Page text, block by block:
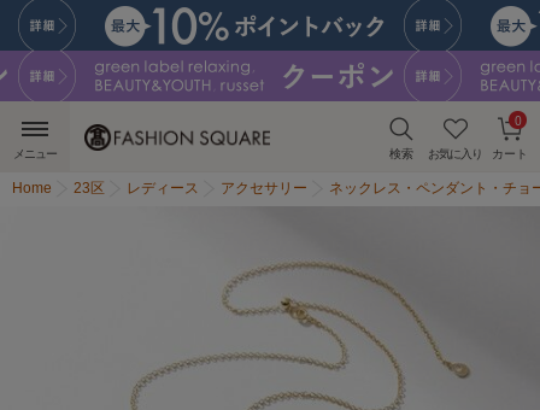
検索 お気に入り カート
0
メニュー
Home 23区 レディース アクセサリー ネックレス・ペンダント・チョ